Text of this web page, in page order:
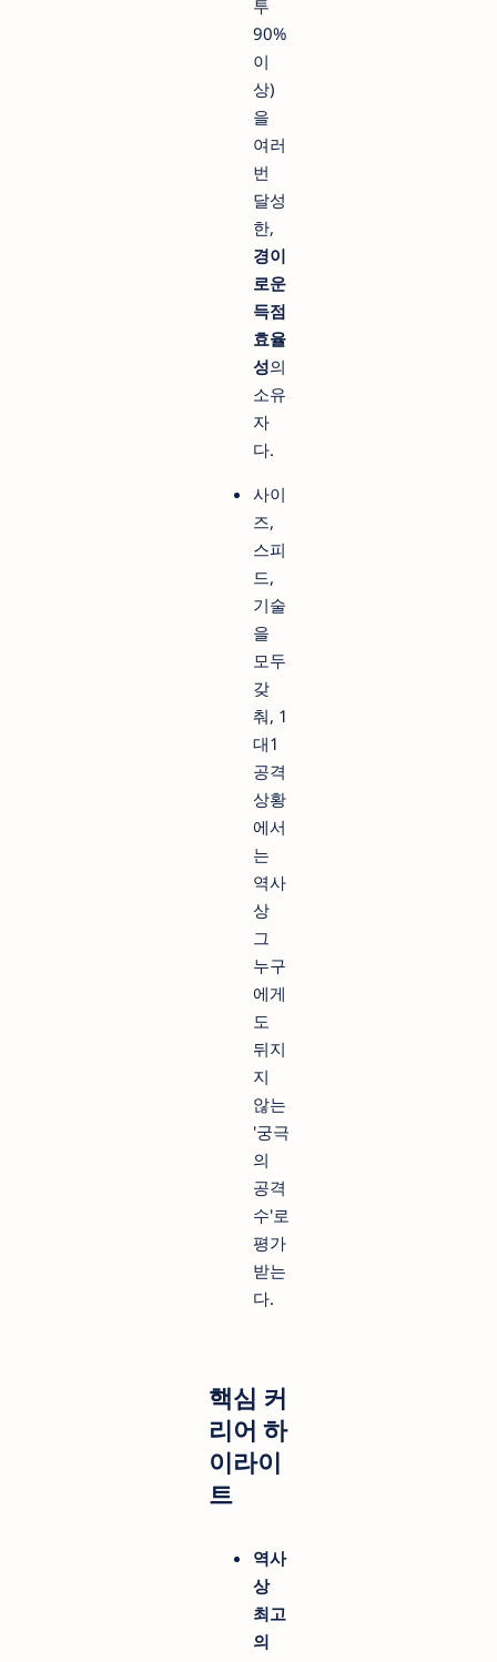
투
90%
이
상)
을
여러
번
달성
한,
경이
로운
득점
효율
성의
소유
자
다.
사이
즈,
스피
드,
기술
을
모두
갖
춰, 1
대1
공격
상황
에서
는
역사
상
그
누구
에게
도
뒤지
지
않는
'궁극
의
공격
수'로
평가
받는
다.
핵심 커
리어 하
이라이
트
역사
상
최고
의